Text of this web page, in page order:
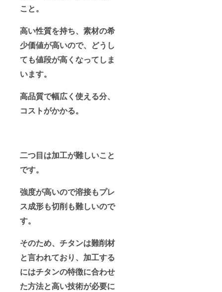
こと。
高い性質を持ち、素材の希
少価値が高いので、どうし
ても値段が高くなってしま
います。
高品質で幅広く使える分、
コストがかかる。
二つ目は加工が難しいこと
です。
強度が高いので溶接もプレ
ス成形も切削も難しいので
す。
そのため、チタンは難削材
と言われており、加工する
にはチタンの特徴に合わせ
た方法と高い技術が必要に